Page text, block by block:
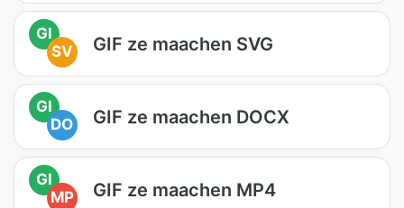
GI
SV
GIF ze maachen SVG
GI
DO
GIF ze maachen DOCX
GI
MP
GIF ze maachen MP4